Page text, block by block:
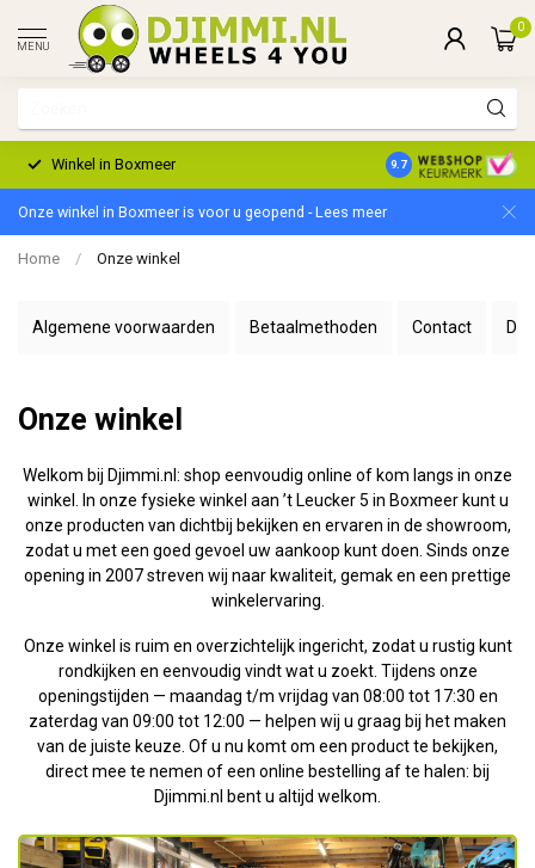
MENU
0
Winkel in Boxmeer 2 Jaar Garantie
9.7
Onze winkel in Boxmeer is voor u geopend - Lees meer
Home / Onze winkel
Algemene voorwaarden Betaalmethoden Contact
Onze winkel
Welkom bij Djimmi.nl: shop eenvoudig online of kom langs in onze
winkel. In onze fysieke winkel aan ’t Leucker 5 in Boxmeer kunt u
onze producten van dichtbij bekijken en ervaren in de showroom,
zodat u met een goed gevoel uw aankoop kunt doen. Sinds onze
opening in 2007 streven wij naar kwaliteit, gemak en een prettige
winkelervaring.
Onze winkel is ruim en overzichtelijk ingericht, zodat u rustig kunt
rondkijken en eenvoudig vindt wat u zoekt. Tijdens onze
openingstijden — maandag t/m vrijdag van 08:00 tot 17:30 en
zaterdag van 09:00 tot 12:00 — helpen wij u graag bij het maken
van de juiste keuze. Of u nu komt om een product te bekijken,
direct mee te nemen of een online bestelling af te halen: bij
Djimmi.nl bent u altijd welkom.